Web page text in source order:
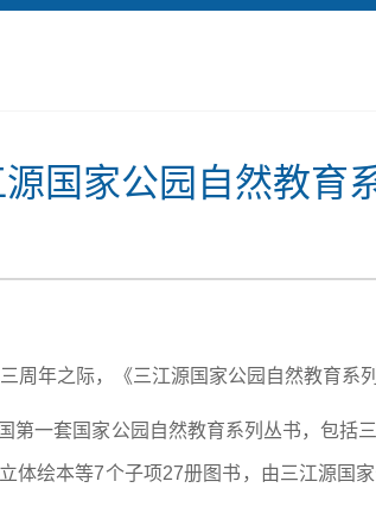
源国家公园自然教育
周年之际，《三江源国家公园自然教育系
第一套国家公园自然教育系列丛书，包括
体绘本等7个子项27册图书，由三江源国